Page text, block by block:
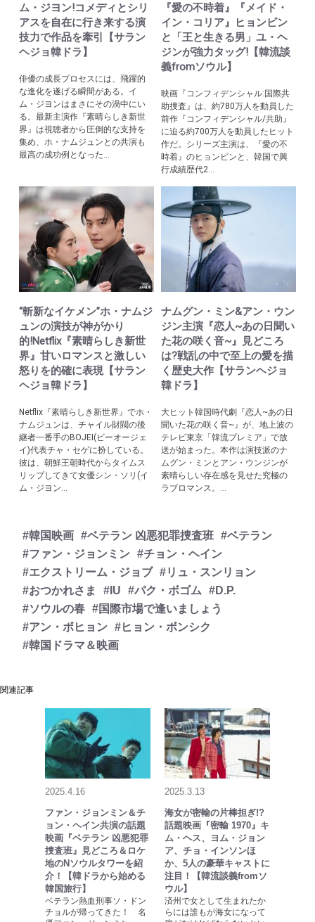
ム・ジヨン!コメディとシリ
アスを自在に行き来する演
技力で作品を牽引【サラン
ヘジョ韓ドラ】
俳優の成長プロセスには、飛躍的
な進化を遂げる瞬間がある。イ
ム・ジヨンはまさにその渦中にい
る。最新主演作『素晴らしき新世
界』は視聴者から圧倒的な支持を
集め、ホ・ナムジュンとの共演も
最高の成功例となった...
『愛の不時着』『メイド・
イン・コリア』ヒョンビン
と「王と生きる男」ユ・ヘ
ジンが強力タッグ!【韓流談
義fromソウル】
映画『コンフィデンシャル:国際共
助捜査』は、約780万人を動員した
前作『コンフィデンシャル/共助』
に迫る約700万人を動員したヒット
作だ。シリーズ主演は、『愛の不
時着』のヒョンビンと、韓国で興
行成績歴代2...
“斬新なイケメン”ホ・ナムジ
ュンの演技が神がかり
的!Netflix『素晴らしき新世
界』甘いロマンスと激しい
怒りを的確に表現【サラン
ヘジョ韓ドラ】
Netflix『素晴らしき新世界』でホ・
ナムジュンは、チャイル財閥の後
継者一番手のBOJEI(ビーオージェ
イ)代表チャ・セゲに扮している。
彼は、朝鮮王朝時代からタイムス
リップしてきて女優シン・ソリ(イ
ム・ジヨン...
ナムグン・ミン&アン・ウン
ジン主演『恋人~あの日聞い
た花の咲く音~』見どころ
は?戦乱の中で至上の愛を描
く歴史大作【サランヘジョ
韓ドラ】
大ヒット韓国時代劇『恋人~あの日
聞いた花の咲く音~』が、地上波の
テレビ東京「韓流プレミア」で放
送が始まった。本作は演技派のナ
ムグン・ミンとアン・ウンジンが
素晴らしい存在感を見せた究極の
ラブロマンス。...
#韓国映画 #ベテラン 凶悪犯罪捜査班 #ベテラン
#ファン・ジョンミン #チョン・ヘイン
#エクストリーム・ジョブ #リュ・スンリョン
#おつかれさま
#IU #パク・ボゴム
#D.P.
#ソウルの春 #国際市場で逢いましょう
#アン・ボヒョン #ヒョン・ボンシク
#韓国ドラマ＆映画
関連記事
2025.4.16
ファン・ジョンミン＆チ
ョン・ヘイン共演の話題
映画『ベテラン 凶悪犯罪
捜査班』見どころ＆ロケ
地のNソウルタワーを紹
介！【韓ドラから始める
韓国旅行】
ベテラン熱血刑事ソ・ドン
チョルが帰ってきた！ 名
2025.3.13
海女が密輸の片棒担ぎ!?
話題映画『密輸 1970』キ
ム・ヘス、ヨム・ジョン
ア、チョ・インソンほ
か、5人の豪華キャストに
注目！【韓流談義fromソ
ウル】
済州で女として生まれたか
らには誰もが海女になって